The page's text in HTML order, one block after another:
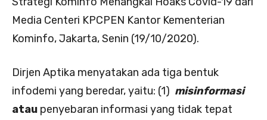
Media Centeri KPCPEN Kantor Kementerian
Kominfo, Jakarta, Senin (19/10/2020).
Dirjen Aptika menyatakan ada tiga bentuk
infodemi yang beredar, yaitu: (1) misinformasi
atau penyebaran informasi yang tidak tepat